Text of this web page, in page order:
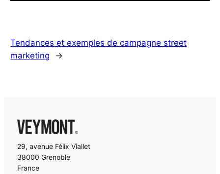
Tendances et exemples de campagne street
marketing
→
29, avenue Félix Viallet
38000 Grenoble
France